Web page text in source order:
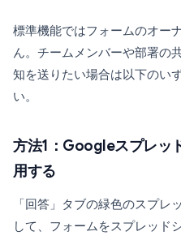
標準機能ではフォームのオー
ん。チームメンバーや部署の
知を送りたい場合は以下のい
い。
方法1：Googleスプレッ
用する
「回答」タブの緑色のスプレ
して、フォームをスプレッド